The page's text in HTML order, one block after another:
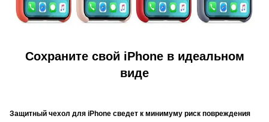
Сохраните свой iPhone в идеальном
виде
Защитный чехол для iPhone сведет к минимуму риск повреждения